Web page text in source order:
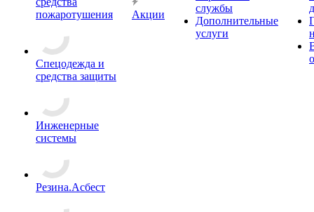
пожаротушения
Спецодежда и
средства защиты
Инженерные
системы
Резина.Асбест
Акции
службы
Дополнительные
услуги